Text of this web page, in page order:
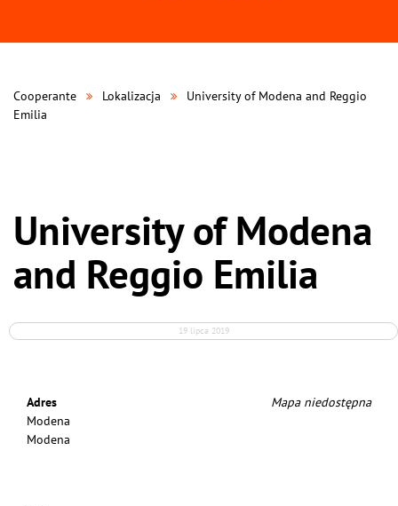
Cooperante Lokalizacja
University of Modena and Reggio
Emilia
University of Modena
and Reggio Emilia
19 lipca 2019
Mapa niedostępna
Adres
Modena
Modena